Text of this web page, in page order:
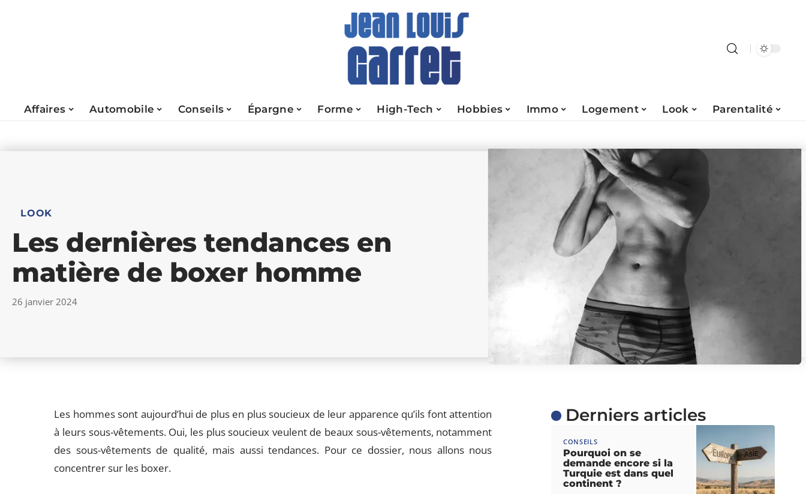
Affaires Automobile Conseils Épargne Forme High-Tech Hobbies Immo Logement Look Parentalité
LOOK
Les dernières tendances en
matière de boxer homme
26 janvier 2024
Les hommes sont aujourd’hui de plus en plus soucieux de leur apparence qu’ils font attention
à leurs sous-vêtements. Oui, les plus soucieux veulent de beaux sous-vêtements, notamment
des sous-vêtements de qualité, mais aussi tendances. Pour ce dossier, nous allons nous
concentrer sur les boxer.
Derniers articles
CONSEILS
Pourquoi on se
demande encore si la
Turquie est dans quel
continent ?